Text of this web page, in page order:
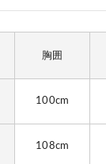
胸囲
100cm
108cm